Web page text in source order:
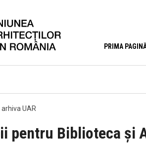
PRIMA
UAR
pentru Biblioteca și